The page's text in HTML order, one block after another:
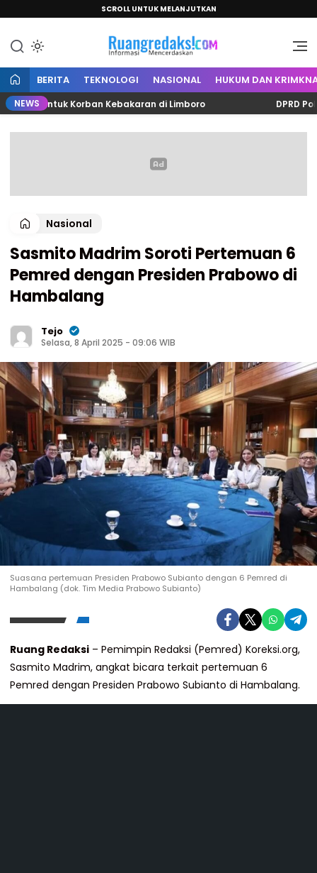
SCROLL UNTUK MELANJUTKAN
Ruang Redaksi
Informasi Mencerdaskan
BERITA TEKNOLOGI NASIONAL HUKUM DAN
NEWS
untuk Korban Kebakaran di Limboro DPRD
Nasional
Sasmito Madrim Soroti Pertemuan 6
Pemred dengan Presiden Prabowo di
Hambalang
Tejo
Selasa, 8 April 2025 - 09:06 WIB
Suasana pertemuan Presiden Prabowo Subianto dengan 6 Pemred di
Hambalang (dok. Tim Media Prabowo Subianto)
Ruang Redaksi – Pemimpin Redaksi (Pemred) Koreksi.org,
Sasmito Madrim, angkat bicara terkait pertemuan 6
Pemred dengan Presiden Prabowo Subianto di Hambalang.